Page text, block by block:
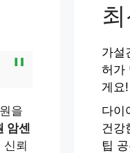
을
암센
뢰
가설
허가
게요!
다이
건강
팁